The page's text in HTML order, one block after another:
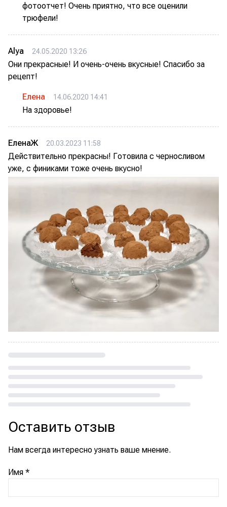
фотоотчет! Очень приятно, что все оценили
трюфели!
Alya 24.05.2020 13:26
Они прекрасные! И очень-очень вкусные! Спасибо за
рецепт!
Елена 14.06.2020 14:41
На здоровье!
ЕленаЖ 20.03.2023 11:58
Действительно прекрасны! Готовила с черносливом
уже, с финиками тоже очень вкусно!
Оставить отзыв
Нам всегда интересно узнать ваше мнение.
Имя *